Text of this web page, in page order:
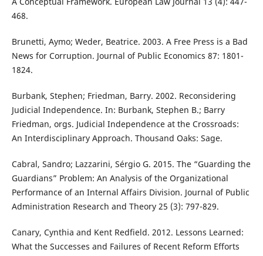
468.
Brunetti, Aymo; Weder, Beatrice. 2003. A Free Press is a Bad
News for Corruption. Journal of Public Economics 87: 1801-
1824.
Burbank, Stephen; Friedman, Barry. 2002. Reconsidering
Judicial Independence. In: Burbank, Stephen B.; Barry
Friedman, orgs. Judicial Independence at the Crossroads:
An Interdisciplinary Approach. Thousand Oaks: Sage.
Cabral, Sandro; Lazzarini, Sérgio G. 2015. The “Guarding the
Guardians” Problem: An Analysis of the Organizational
Performance of an Internal Affairs Division. Journal of Public
Administration Research and Theory 25 (3): 797-829.
Canary, Cynthia and Kent Redfield. 2012. Lessons Learned:
What the Successes and Failures of Recent Reform Efforts